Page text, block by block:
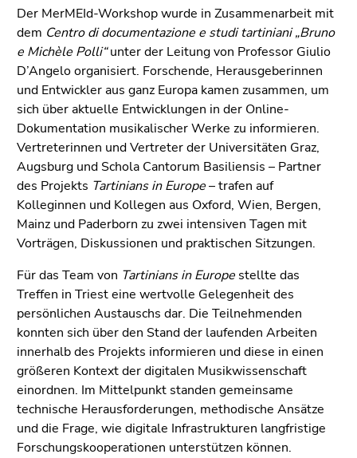
Suche
(Zugriffstaste
9)
Der MerMEId-Workshop wurde in Zusammenarbeit mit
dem Centro di documentazione e studi tartiniani „Bruno
e Michèle Polli“unter der Leitung von Professor Giulio
D’Angelo organisiert. Forschende, Herausgeberinnen
und Entwickler aus ganz Europa kamen zusammen, um
sich über aktuelle Entwicklungen in der Online-
Dokumentation musikalischer Werke zu informieren.
Vertreterinnen und Vertreter der Universitäten Graz,
Augsburg und Schola Cantorum Basiliensis – Partner
des Projekts Tartinians in Europe– trafen auf
Kolleginnen und Kollegen aus Oxford, Wien, Bergen,
Mainz und Paderborn zu zwei intensiven Tagen mit
Vorträgen, Diskussionen und praktischen Sitzungen.
Für das Team von Tartinians in Europe stellte das
Treffen in Triest eine wertvolle Gelegenheit des
persönlichen Austauschs dar. Die Teilnehmenden
konnten sich über den Stand der laufenden Arbeiten
innerhalb des Projekts informieren und diese in einen
größeren Kontext der digitalen Musikwissenschaft
einordnen. Im Mittelpunkt standen gemeinsame
technische Herausforderungen, methodische Ansätze
und die Frage, wie digitale Infrastrukturen langfristige
Forschungskooperationen unterstützen können.